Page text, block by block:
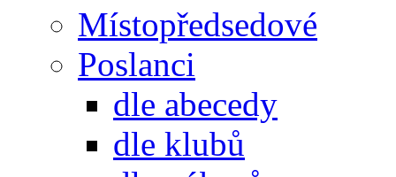
Místopředsedové
Poslanci
dle abecedy
dle klubů